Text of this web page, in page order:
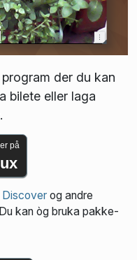
der du kan
bilete eller laga
på
Discoverog andre
kan òg bruka pakke­